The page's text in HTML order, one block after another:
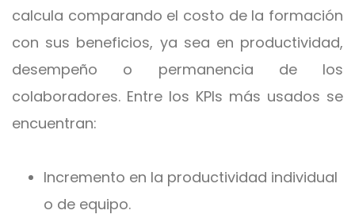
calcula comparando el costo de la formación
con sus beneficios, ya sea en productividad,
desempeño o permanencia de los
colaboradores. Entre los KPIs más usados se
encuentran:
Incremento en la productividad individual
o de equipo.